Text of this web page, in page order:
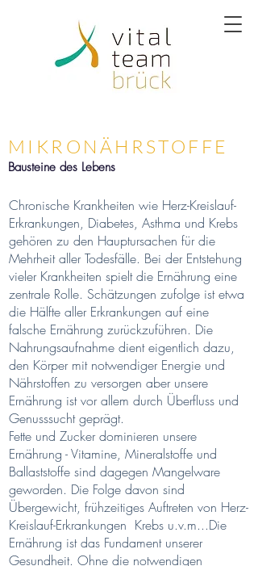
MIKRONÄHRSTOFFE
Bausteine des Lebens
Chronische Krankheiten wie Herz-Kreislauf-
Erkrankungen, Diabetes, Asthma und Krebs
gehören zu den Hauptursachen für die
Mehrheit aller Todesfälle. Bei der Entstehung
vieler Krankheiten spielt die Ernährung eine
zentrale Rolle. Schätzungen zufolge ist etwa
die Hälfte aller Erkrankungen auf eine
falsche Ernährung zurückzuführen. Die
Nahrungsaufnahme dient eigentlich dazu,
den Körper mit notwendiger Energie und
Nährstoffen zu versorgen aber unsere
Ernährung ist vor allem durch Überfluss und
Genusssucht geprägt.
Fette und Zucker dominieren unsere
Ernährung - Vitamine, Mineralstoffe und
Ballaststoffe sind dagegen Mangelware
geworden. Die Folge davon sind
Übergewicht, frühzeitiges Auftreten von Herz-
Kreislauf-Erkrankungen Krebs u.v.m...Die
Ernährung ist das Fundament unserer
Gesundheit. Ohne die notwendigen